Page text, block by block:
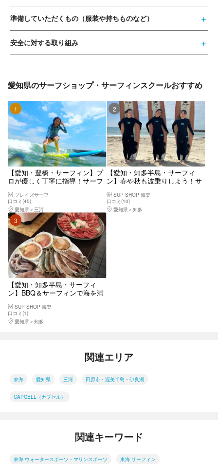
準備していただくもの（服装や持ちものなど）
安全に対する取り組み
愛知県のサーフショップ・サーフィンスクールおすすめ
1位
【愛知・豊橋・サーフィン】プ
ロが優しく丁寧に指導！サーフ
ブレイズサーフ
口コミ(45)
愛知県
三河
2位
【愛知・知多半島・サーフィ
ン】春や秋も波乗りしよう！サ
ツ付）
SUP SHOP 海楽
口コミ(10)
愛知県
知多
3位
【愛知・知多半島・サーフィ
ン】BBQ＆サーフィンで海を満
SUP SHOP 海楽
口コミ(1)
愛知県
知多
関連エリア
東海 愛知県 三河 田原市・渥美半島・伊良湖
CAPCELL（カプセル）
関連キーワード
東海 ウォータースポーツ・マリンスポーツ 東海 サーフィン